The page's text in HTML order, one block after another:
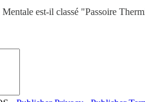
est-il classé "Passoire